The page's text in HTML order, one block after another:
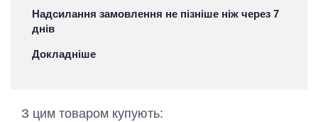
Надсилання замовлення не пізніше ніж через 7
днів
Докладніше
З цим товаром купують: